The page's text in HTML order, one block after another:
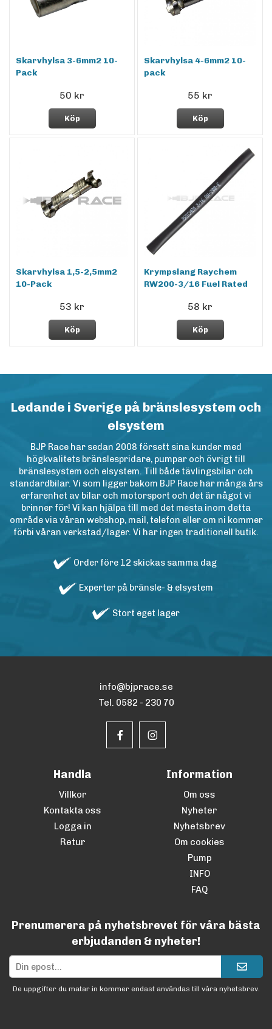
Skarvhylsa 3-6mm2 10-
Pack
50 kr
Köp
Skarvhylsa 4-6mm2 10-
pack
55 kr
Köp
Skarvhylsa 1,5-2,5mm2
10-Pack
53 kr
Köp
Krympslang Raychem
RW200-3/16 Fuel Rated
58 kr
Köp
Ledande i Sverige på bränslesystem och
elsystem
BJP Race har sedan 2008 försett sina kunder med
högkvalitets bränslespridare, pumpar och övrigt till
bränslesystem och elsystem. Till både tävlingsbilar och
standardbilar. Vi som ligger bakom BJP Race har många års
erfarenhet av bilar och motorsport och det är något vi
brinner för! Vi kan hjälpa till med det mesta inom detta
område via våran webshop, mail, telefon eller om ni kommer
förbi våran verkstad/lager. Vi har ingen traditionell butik.
Order före 12 skickas samma dag
Experter på bränsle- & elsystem
Stort eget lager
info@bjprace.se
Tel. 0582 - 230 70
Handla
Villkor
Kontakta oss
Logga in
Retur
Information
Om oss
Nyheter
Nyhetsbrev
Om cookies
Pump
INFO
FAQ
Prenumerera på nyhetsbrevet för våra bästa
erbjudanden & nyheter!
De uppgifter du matar in kommer endast användas till våra nyhetsbrev.